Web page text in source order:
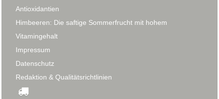
Antioxidantien
Himbeeren: Die saftige Sommerfrucht mit hohem
Vitamingehalt
Impressum
Datenschutz
Redaktion & Qualitätsrichtlinien